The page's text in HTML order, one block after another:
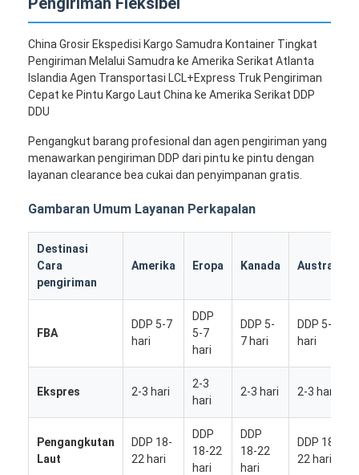
China Grosir Ekspedisi Kargo Samudra Kontainer Tingkat
Pengiriman Melalui Samudra ke Amerika Serikat Atlanta
Islandia Agen Transportasi LCL+Express Truk Pengiriman
Cepat ke Pintu Kargo Laut China ke Amerika Serikat DDP
DDU
Pengangkut barang profesional dan agen pengiriman yang
menawarkan pengiriman DDP dari pintu ke pintu dengan
layanan clearance bea cukai dan penyimpanan gratis.
Gambaran Umum Layanan Perkapalan
Destinasi
Cara
pengiriman
Amerika Eropa Kanada Australia
FBA
DDP 5-7
hari
DDP
5-7
hari
DDP 5-
7 hari
DDP 5-7
hari
Ekspres 2-3 hari
2-3
hari
2-3 hari 2-3 hari
Pengangkutan
Laut
DDP 18-
22 hari
DDP
18-22
hari
DDP
18-22
hari
DDP 18-
22 hari